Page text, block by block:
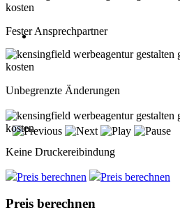
Beratung oder Rückruf anfordern
Montag-Freitag 10:00-18:00 Uhr
Fester Ansprechpartner
Unbegrenzte Änderungen
Keine Druckereibindung
Preis berechnen Preis berechnen
Preis berechnen